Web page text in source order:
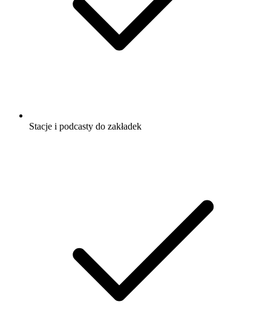
Stacje i podcasty do zakładek